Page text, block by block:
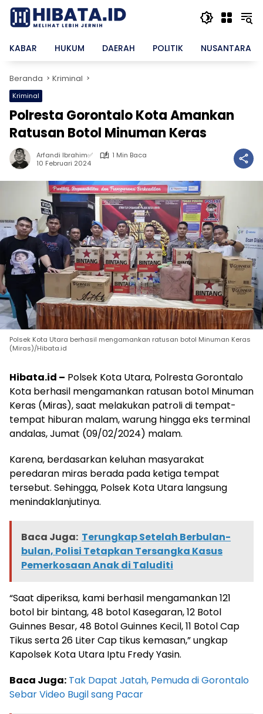
Langsung
konten
KABAR
HUKUM DAERAH POLITIK NUSANTARA
Beranda Kriminal
Kriminal
Polresta Gorontalo Kota Amankan
Ratusan Botol Minuman Keras
Arfandi Ibrahim✅
1 Min Baca
10 Februari 2024
Polsek Kota Utara berhasil mengamankan ratusan botol Minuman Keras
(Miras)/Hibata.id
Hibata.id – Polsek Kota Utara, Polresta Gorontalo
Kota berhasil mengamankan ratusan botol Minuman
Keras (Miras), saat melakukan patroli di tempat-
tempat hiburan malam, warung hingga eks terminal
andalas, Jumat (09/02/2024) malam.
Karena, berdasarkan keluhan masyarakat
peredaran miras berada pada ketiga tempat
tersebut. Sehingga, Polsek Kota Utara langsung
menindaklanjutinya.
Baca Juga: Terungkap Setelah Berbulan-
bulan, Polisi Tetapkan Tersangka Kasus
Pemerkosaan Anak di Taluditi
“Saat diperiksa, kami berhasil mengamankan 121
botol bir bintang, 48 botol Kasegaran, 12 Botol
Guinnes Besar, 48 Botol Guinnes Kecil, 11 Botol Cap
Tikus serta 26 Liter Cap tikus kemasan,” ungkap
Kapolsek Kota Utara Iptu Fredy Yasin.
Baca Juga: Tak Dapat Jatah, Pemuda di Gorontalo
Sebar Video Bugil sang Pacar